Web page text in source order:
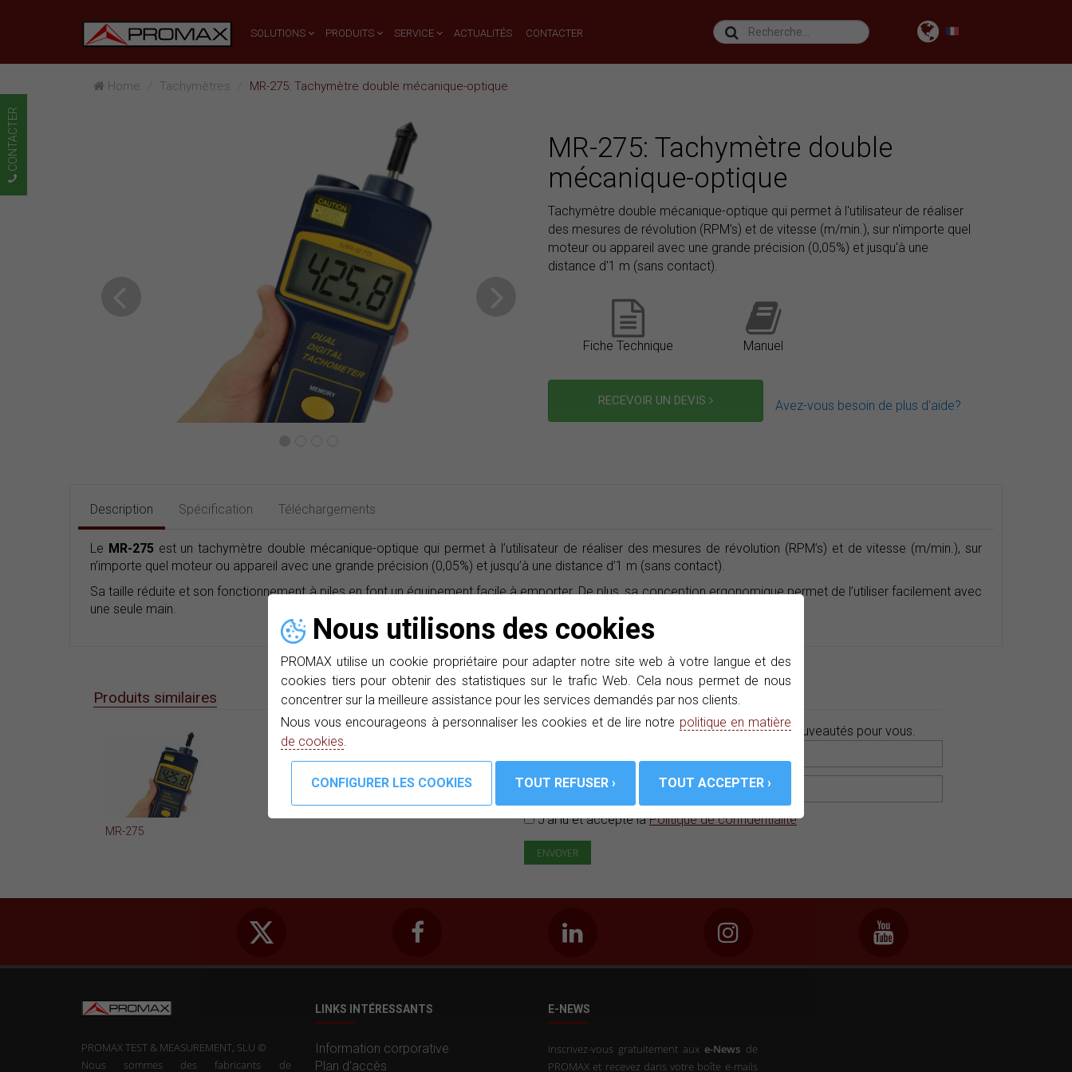
Nous utilisons des cookies
PROMAX utilise un cookie propriétaire pour adapter notre site web à votre langue et des
cookies tiers pour obtenir des statistiques sur le trafic Web. Cela nous permet de nous
concentrer sur la meilleure assistance pour les services demandés par nos clients.
Nous vous encourageons à personnaliser les cookies et de lire notre politique en matière
de cookies.
SOLUTIONS PRODUITS SERVICE ACTUALITÉS CONTACTER
Home Tachymètres MR-275: Tachymètre double mécanique-optique
MR-275: Tachymètre double
mécanique-optique
Tachymètre double mécanique-optique qui permet à l'utilisateur de réaliser
des mesures de révolution (RPM's) et de vitesse (m/min.), sur n'importe quel
moteur ou appareil avec une grande précision (0,05%) et jusqu'à une
distance d'1 m (sans contact).
Fiche Technique Manuel
RECEVOIR UN DEVIS Avez-vous besoin de plus d'aide?
Description Spécification Téléchargements
Le MR-275 est un tachymètre double mécanique-optique qui permet à l’utilisateur de réaliser des mesures de révolution (RPM’s) et de vitesse (m/min.), sur
n’importe quel moteur ou appareil avec une grande précision (0,05%) et jusqu’à une distance d’1 m (sans contact).
Sa taille réduite et son fonctionnement à piles en font un équipement facile à emporter. De plus, sa conception ergonomique permet de l’utiliser facilement avec
une seule main.
Produits similaires
MR-275
Abonnez-vous à notre e-News
Nous avons des offres, des promotions et des nouveautés pour vous.
J'ai lu et accepté laPolitique de confidentialité
PROMAX TEST & MEASUREMENT, SLU ©
Nous sommes des fabricants de
LINKS INTÉRESSANTS
Information corporative
Plan d'accès
E-NEWS
Inscrivez-vous gratuitement aux e-News de
PROMAX et recevez dans votre boîte e-mails
CONTACTER